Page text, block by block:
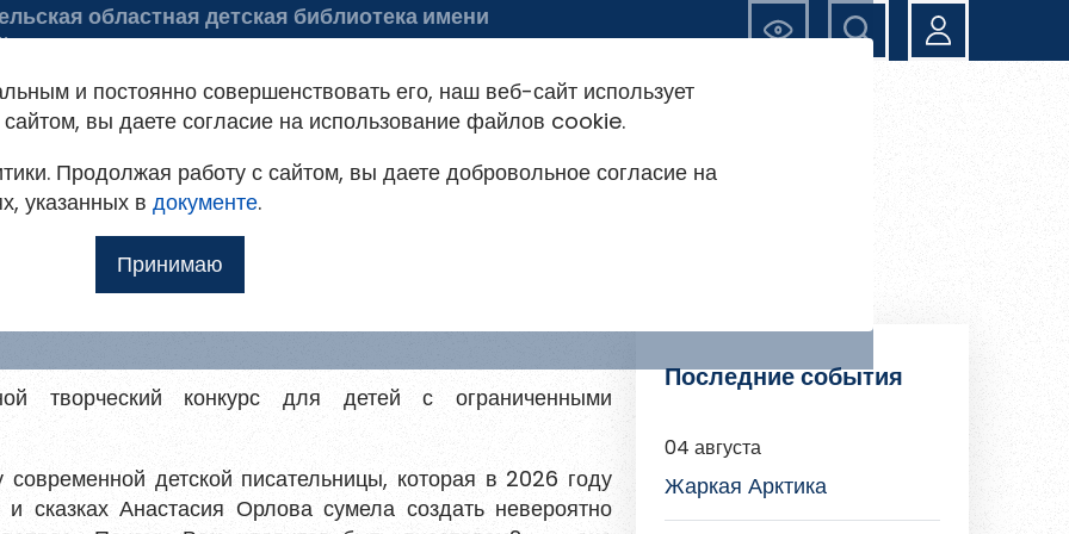
областная детская библиотека имени
Ещё
Анастасии Орловой
творческий конкурс для детей с ограниченными
детской писательницы, которая в 2026 году
сказках Анастасия Орлова сумела создать невероятно
Последние события
04 августа
Жаркая Арктика
и постоянно совершенствовать его, наш веб-сайт использует
вы даете согласие на использование файлов cookie.
Продолжая работу с сайтом, вы даете добровольное согласие на
указанных в документе.
Принимаю
на портале
доступ к методическим рекомендациям,
и другим полнотекстовым документам, а